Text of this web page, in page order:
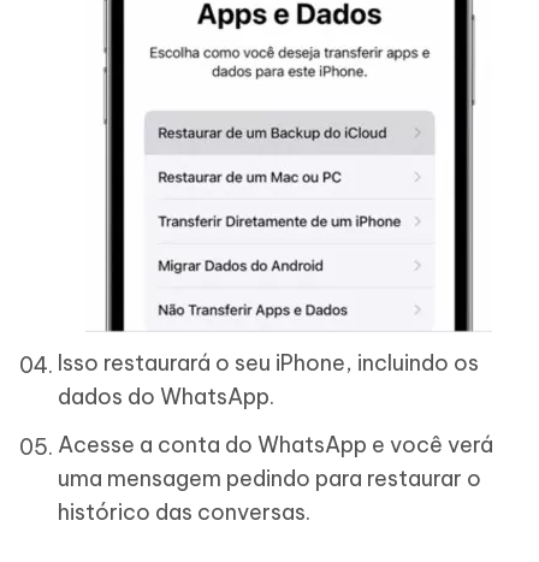
Isso restaurará o seu iPhone, incluindo os
dados do WhatsApp.
Acesse a conta do WhatsApp e você verá
uma mensagem pedindo para restaurar o
histórico das conversas.